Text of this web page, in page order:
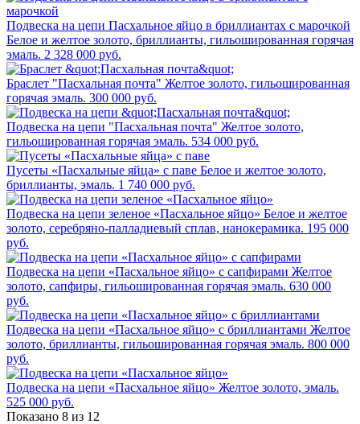
Подвеска на цепи Пасхальное яйцо в бриллиантах с марочкой
Белое и желтое золото, бриллианты, гильошированная горячая
эмаль. 2 328 000 руб.
Браслет "Пасхальная почта" Желтое золото, гильошированная
горячая эмаль. 300 000 руб.
Подвеска на цепи "Пасхальная почта" Желтое золото,
гильошированная горячая эмаль. 534 000 руб.
Пусеты «Пасхальные яйца» с паве Белое и желтое золото,
бриллианты, эмаль. 1 740 000 руб.
Подвеска на цепи зеленое «Пасхальное яйцо» Белое и желтое
золото, серебряно-палладиевый сплав, нанокерамика. 195 000
руб.
Подвеска на цепи «Пасхальное яйцо» с сапфирами Желтое
золото, сапфиры, гильошированная горячая эмаль. 630 000
руб.
Подвеска на цепи «Пасхальное яйцо» с бриллиантами Желтое
золото, бриллианты, гильошированная горячая эмаль. 800 000
руб.
Подвеска на цепи «Пасхальное яйцо» Желтое золото, эмаль.
525 000 руб.
Показано 8 из 12